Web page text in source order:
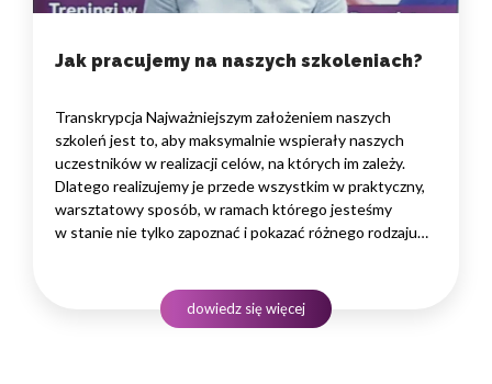
Jak pracujemy na naszych szkoleniach?
Transkrypcja Najważniejszym założeniem naszych
szkoleń jest to, aby maksymalnie wspierały naszych
uczestników w realizacji celów, na których im zależy.
Dlatego realizujemy je przede wszystkim w praktyczny,
warsztatowy sposób, w ramach którego jesteśmy
w stanie nie tylko zapoznać i pokazać różnego rodzaju
do praktycznego treningu, podczas którego możemy
dowiedz się więcej